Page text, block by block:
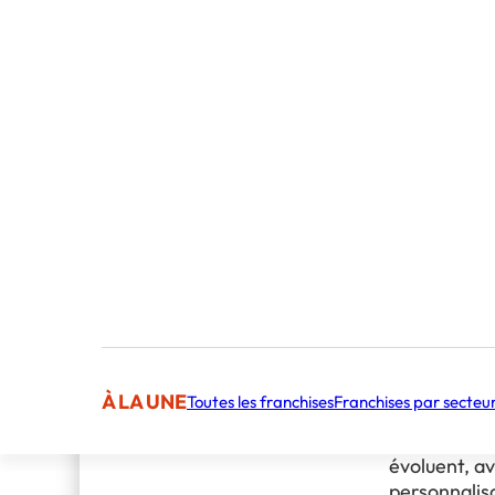
À LA UNEToutes les franchisesFranchises par
Au fil de
Un
Un
Des
Un
Au-delà
permettre
Le secteur
évoluent,